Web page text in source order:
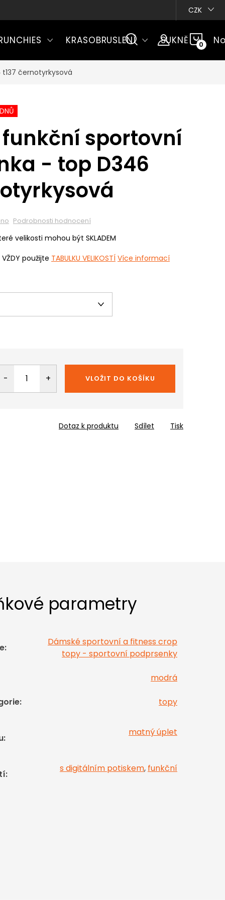
CZK
KRASOBRUSLENÍ SUKNĚ
černotyrkysová
sportovní
- top D346
Podrobnosti hodnocení
velikosti mohou být SKLADEM
použijte TABULKU VELIKOSTÍ Více informací
VLOŽIT DO KOŠÍKU
Tisk
Dotaz k produktu Sdílet
parametry
:
Dámské sportovní a fitness crop
topy - sportovní podprsenky
modrá
: topy
:
matný úplet
:
s digitálním potiskem, funkční